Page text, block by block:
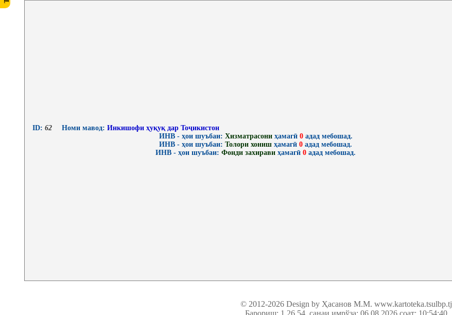
ID: 62 Номи мавод: Инкишофи ҳуқуқ дар Тоҷикистон
ИНВ - ҳои шуъбаи: Хизматрасониҳамагӣ 0адад мебошад.
ИНВ - ҳои шуъбаи: Толори хониш ҳамагӣ 0 адад мебошад.
ИНВ - ҳои шуъбаи: Фонди захирави ҳамагӣ 0 адад мебошад.
© 2012-2026 Design by Ҳасанов М.М. www.kartoteka.tsulbp.tj
Барориш: 1.26.54, санаи имрўза: 06.08.2026 соат: 10:54:40